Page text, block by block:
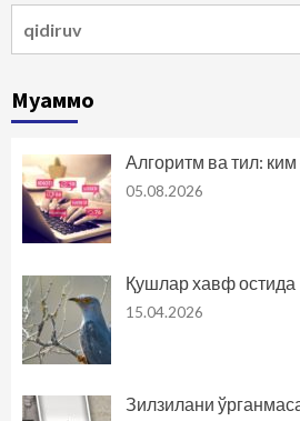
Муаммо
Алгоритм ва тил: ким
05.08.2026
Қушлар хавф остида
15.04.2026
Зилзилани